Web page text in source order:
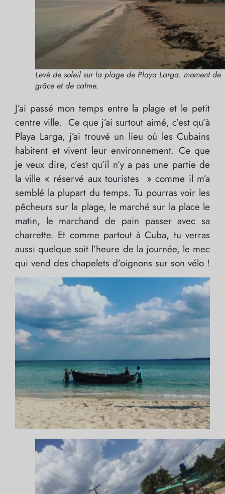
Levé de soleil sur la plage de Playa Larga. moment de
grâce et de calme.
J’ai passé mon temps entre la plage et le petit
centre ville. Ce que j’ai surtout aimé, c’est qu’à
Playa Larga, j’ai trouvé un lieu où les Cubains
habitent et vivent leur environnement. Ce que
je veux dire, c’est qu’il n’y a pas une partie de
la ville « réservé aux touristes » comme il m’a
semblé la plupart du temps. Tu pourras voir les
pêcheurs sur la plage, le marché sur la place le
matin, le marchand de pain passer avec sa
charrette. Et comme partout à Cuba, tu verras
aussi quelque soit l’heure de la journée, le mec
qui vend des chapelets d’oignons sur son vélo !